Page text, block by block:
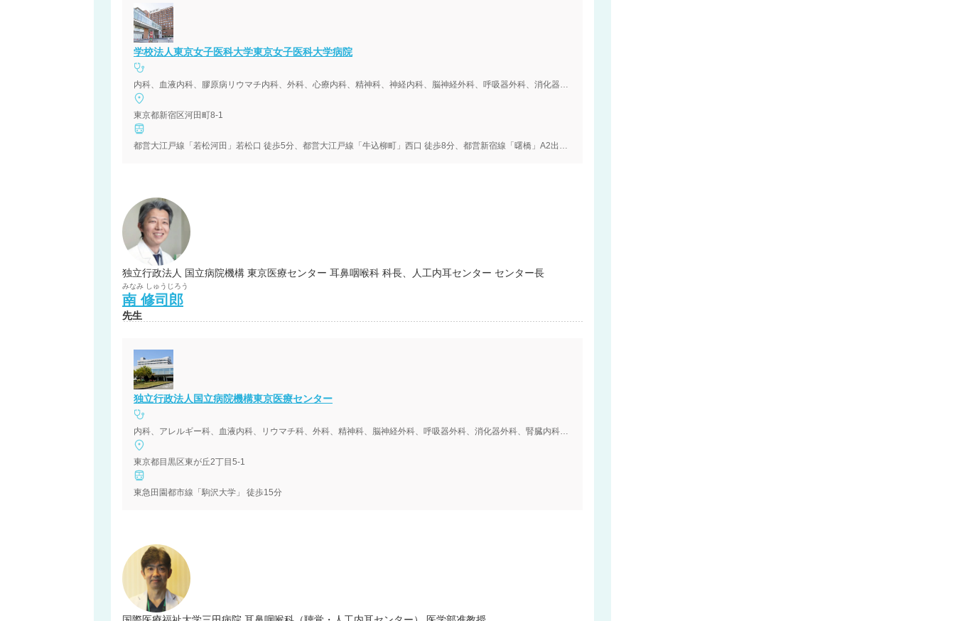
学校法人東京女子医科大学東京女子医科大学病院
内科、血液内科、膠原病リウマチ内科、外科、心療内科、精神科、神経内科、脳神経外科、呼吸器外科、消化器外科、腎臓内科、心臓血管外科、小児科、小児外科、整形外科、形成外科、皮膚科、泌尿器科、産婦人科、眼科、耳鼻咽喉科、リハビリテーション科、放射線科、歯科口腔外科、麻酔科、乳腺外科、呼吸器内科、循環器内科、緩和ケア内科、消化器内科、内視鏡内科、糖尿病内科、内分泌内科、代謝内科、人工透析内科、脳神経内科、内分泌外科、放射線診断科、精神神経科、総合診療科、病理診断科
東京都新宿区河田町8-1
都営大江戸線「若松河田」若松口 徒歩5分、都営大江戸線「牛込柳町」西口 徒歩8分、都営新宿線「曙橋」A2出口 徒歩12分
独立行政法人 国立病院機構 東京医療センター 耳鼻咽喉科 科長、人工内耳センター センター長
みなみ しゅうじろう
南 修司郎
先生
独立行政法人国立病院機構東京医療センター
内科、アレルギー科、血液内科、リウマチ科、外科、精神科、脳神経外科、呼吸器外科、消化器外科、腎臓内科、心臓血管外科、小児科、整形外科、形成外科、皮膚科、泌尿器科、産婦人科、眼科、耳鼻咽喉科、リハビリテーション科、歯科口腔外科、麻酔科、乳腺外科、呼吸器内科、循環器内科、緩和ケア内科、腫瘍内科、感染症内科、消化器内科、糖尿病内科、内分泌内科、膠原病内科、脳神経内科、放射線診断科、放射線治療科
東京都目黒区東が丘2丁目5-1
東急田園都市線「駒沢大学」 徒歩15分